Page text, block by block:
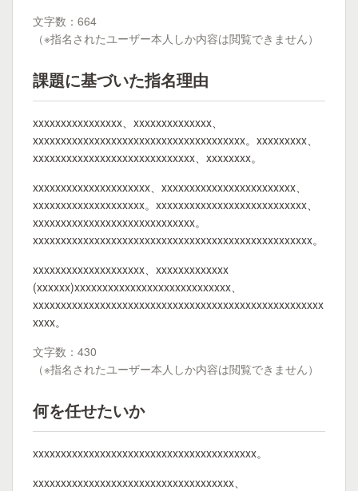
文字数：664
（※指名されたユーザー本人しか内容は閲覧できません）
課題に基づいた指名理由
xxxxxxxxxxxxxxxx、xxxxxxxxxxxxxx、
xxxxxxxxxxxxxxxxxxxxxxxxxxxxxxxxxxxxxx。xxxxxxxxx、
xxxxxxxxxxxxxxxxxxxxxxxxxxxxx、xxxxxxxx。
xxxxxxxxxxxxxxxxxxxxx、xxxxxxxxxxxxxxxxxxxxxxxx、
xxxxxxxxxxxxxxxxxxxx。xxxxxxxxxxxxxxxxxxxxxxxxxxx、
xxxxxxxxxxxxxxxxxxxxxxxxxxxxx。
xxxxxxxxxxxxxxxxxxxxxxxxxxxxxxxxxxxxxxxxxxxxxxxxxx。
xxxxxxxxxxxxxxxxxxxx、xxxxxxxxxxxxx
(xxxxxx)xxxxxxxxxxxxxxxxxxxxxxxxxxxx、
xxxxxxxxxxxxxxxxxxxxxxxxxxxxxxxxxxxxxxxxxxxxxxxxxxxx
xxxx。
文字数：430
（※指名されたユーザー本人しか内容は閲覧できません）
何を任せたいか
xxxxxxxxxxxxxxxxxxxxxxxxxxxxxxxxxxxxxxxx。
xxxxxxxxxxxxxxxxxxxxxxxxxxxxxxxxxxxx、